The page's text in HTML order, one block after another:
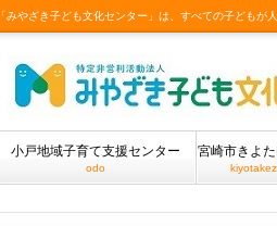
「みやざき子ども文化センター」は、すべての子どもが
小戸地域子育て支援センター
odo
宮崎市きよ